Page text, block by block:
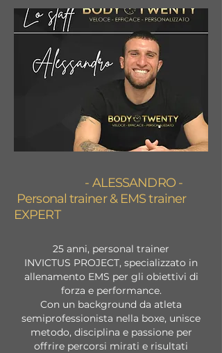
- ALESSANDRO -
Personal trainer& EMS trainer
EXPERT
25 anni, personal trainer
INVICTUS PROJECT, specializzato in
allenamento EMS per gli obiettivi di
forza e performance.
Con un background da atleta
semiprofessionista nella boxe, unisce
metodo, disciplina e passione per
offrire percorsi mirati e risultati